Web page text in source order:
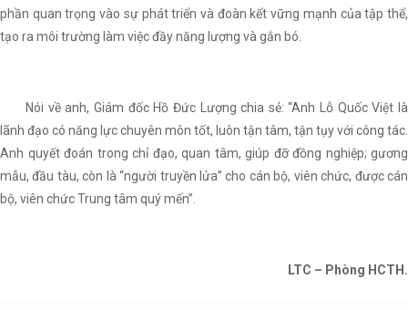
phần quan trọng vào sự phát triển và đoàn kết vững mạnh của tập thể,
tạo ra môi trường làm việc đầy năng lượng và gắn bó.
Nói về anh, Giám đốc Hồ Đức Lượng chia sẻ: “Anh Lỗ Quốc Việt là
lãnh đạo có năng lực chuyên môn tốt, luôn tận tâm, tận tụy với công tác.
Anh quyết đoán trong chỉ đạo, quan tâm, giúp đỡ đồng nghiệp; gương
mẫu, đầu tàu, còn là “người truyền lửa” cho cán bộ, viên chức, được cán
bộ, viên chức Trung tâm quý mến”.
LTC – Phòng HCTH.